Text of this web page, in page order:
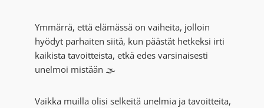
Ymmärrä, että elämässä on vaiheita, jolloin
hyödyt parhaiten siitä, kun päästät hetkeksi irti
kaikista tavoitteista, etkä edes varsinaisesti
unelmoi mistään 🌫️
Vaikka muilla olisi selkeitä unelmia ja tavoitteita,